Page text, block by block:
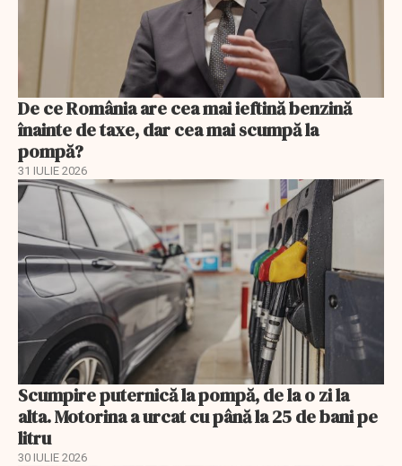
De ce România are cea mai ieftină benzină
înainte de taxe, dar cea mai scumpă la
pompă?
31 IULIE 2026
Scumpire puternică la pompă, de la o zi la
alta. Motorina a urcat cu până la 25 de bani pe
litru
30 IULIE 2026